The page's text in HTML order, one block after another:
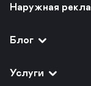
Наружная
Блог
Услуги